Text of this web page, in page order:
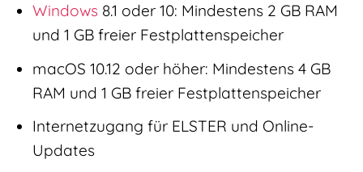
Windows 8.1 oder 10: Mindestens 2 GB RAM
und 1 GB freier Festplattenspeicher
macOS 10.12 oder höher: Mindestens 4 GB
RAM und 1 GB freier Festplattenspeicher
Internetzugang für ELSTER und Online-
Updates